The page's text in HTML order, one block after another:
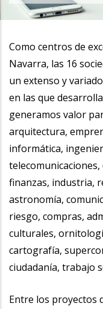
Como centros de
Navarra, las 16
un extenso y
en las que
generamos valor
arquitectura,
informática,
finanzas, industria,
astronomía,
riesgo, compras,
culturales,
cartografía,
ciudadanía, trabajo
Entre los proyectos